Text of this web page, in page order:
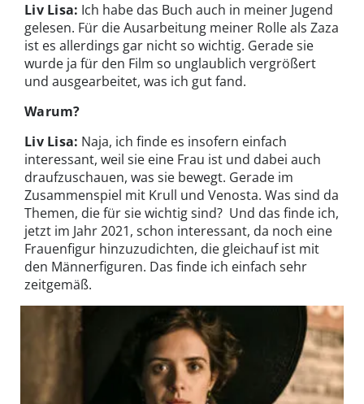
Liv Lisa: Ich habe das Buch auch in meiner Jugend
gelesen. Für die Ausarbeitung meiner Rolle als Zaza
ist es allerdings gar nicht so wichtig. Gerade sie
wurde ja für den Film so unglaublich vergrößert
und ausgearbeitet, was ich gut fand.
Warum?
Liv Lisa: Naja, ich finde es insofern einfach
interessant, weil sie eine Frau ist und dabei auch
draufzuschauen, was sie bewegt. Gerade im
Zusammenspiel mit Krull und Venosta. Was sind da
Themen, die für sie wichtig sind? Und das finde ich,
jetzt im Jahr 2021, schon interessant, da noch eine
Frauenfigur hinzuzudichten, die gleichauf ist mit
den Männerfiguren. Das finde ich einfach sehr
zeitgemäß.